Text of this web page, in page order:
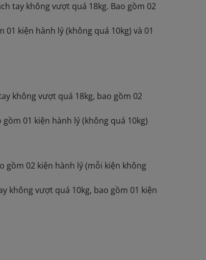
tay không vượt quá 18kg. Bao gồm 02
kiện hành lý (không quá 10kg) và 01
không vượt quá 18kg, bao gồm 02
01 kiện hành lý (không quá 10kg)
gồm 02 kiện hành lý (mỗi kiện không
không vượt quá 10kg, bao gồm 01 kiện